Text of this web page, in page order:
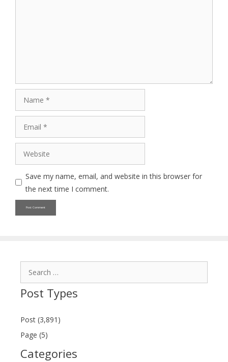
Save my name, email, and website in this browser for
the next time I comment.
Post Types
Post (3,891)
Page (5)
Categories